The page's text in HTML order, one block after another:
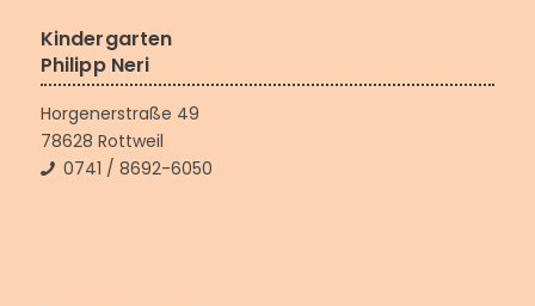
Kindergarten
Philipp Neri
Horgenerstraße 49
78628 Rottweil
0741 / 8692-6050